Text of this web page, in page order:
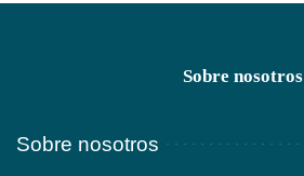
Sobre nosotros
Sobre nosotros